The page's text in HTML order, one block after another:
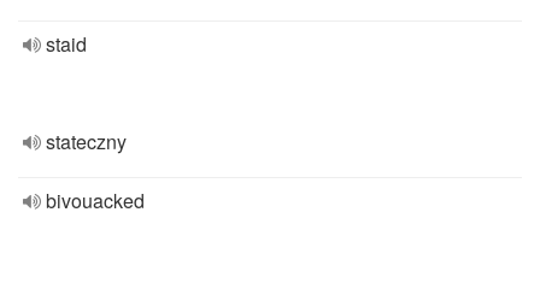
staid
stateczny
bivouacked